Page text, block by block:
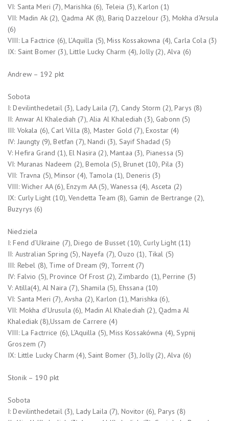
VI: Santa Meri (7), Marishka (6), Teleia (3), Karlon (1)
VII: Madin Ak (2), Qadma AK (8), Bariq Dazzelour (3), Mokha d’Arsula
(6)
VIII: La Factrice (6), L’Aquilla (5), Miss Kossakowna (4), Carla Cola (3)
IX: Saint Bomer (3), Little Lucky Charm (4), Jolly (2), Alva (6)
Andrew – 192 pkt
Sobota
I: Devilinthedetail (3), Lady Laila (7), Candy Storm (2), Parys (8)
II: Anwar Al Khalediah (7), Alia Al Khalediah (3), Gabonn (5)
III: Vokala (6), Carl Villa (8), Master Gold (7), Exostar (4)
IV: Jaungty (9), Betfan (7), Nandi (3), Sayif Shadad (5)
V: Hefira Grand (1), El Nasira (2), Mantaa (3), Pianessa (5)
VI: Muranas Nadeem (2), Bemola (5), Brunet (10), Pila (3)
VII: Travna (5), Minsor (4), Tamola (1), Deneris (3)
VIII: Wicher AA (6), Enzym AA (5), Wanessa (4), Asceta (2)
IX: Curly Light (10), Vendetta Team (8), Gamin de Bertrange (2),
Buzyrys (6)
Niedziela
I: Fend d’Ukraine (7), Diego de Busset (10), Curly Light (11)
II: Australian Spring (5), Nayefa (7), Ouzo (1), Tikal (5)
III: Rebel (8), Time of Dream (9), Torrent (7)
IV: Falvio (5), Province Of Frost (2), Zimbardo (1), Perrine (3)
V: Atilla(4), Al Naira (7), Shamila (5), Ehssana (10)
VI: Santa Meri (7), Avsha (2), Karlon (1), Marishka (6),
VII: Mokha d’Urusula (6), Madin Al Khalediah (2), Qadma Al
Khalediak (8),Ussam de Carrere (4)
VIII: La Factrrice (6), L’Aquilla (5), Miss Kossakówna (4), Sypnij
Groszem (7)
IX: Little Lucky Charm (4), Saint Bomer (3), Jolly (2), Alva (6)
Słonik – 190 pkt
Sobota
I: Devilinthedetail (3), Lady Laila (7), Novitor (6), Parys (8)